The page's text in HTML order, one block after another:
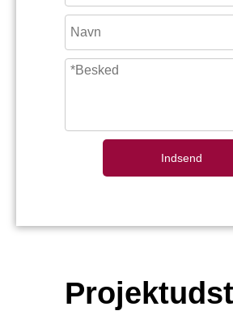
Indsend